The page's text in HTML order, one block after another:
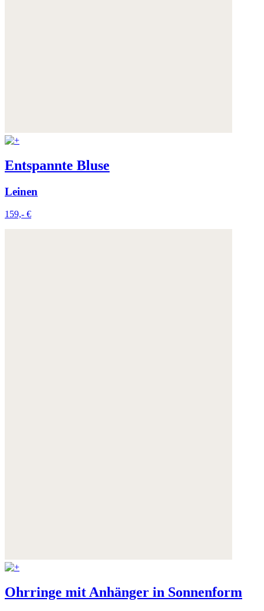
Entspannte Bluse
Leinen
159,- €
Ohrringe mit Anhänger in Sonnenform